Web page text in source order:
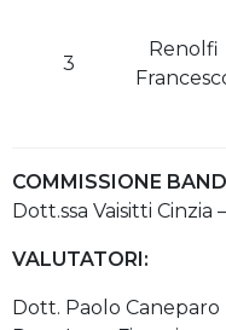
3
Renolfi
COMMISSIONE
Dott.ssa Vaisitti
VALUTATORI:
Dott. Paolo Caneparo